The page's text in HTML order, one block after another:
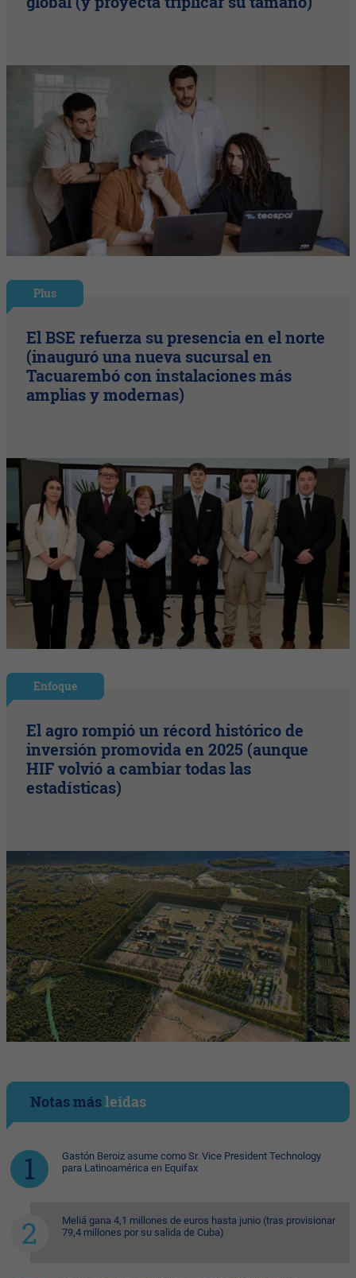
Plus
El BSE refuerza su presencia en el norte
(inauguró una nueva sucursal en
Tacuarembó con instalaciones más
amplias y modernas)
Enfoque
El agro rompió un récord histórico de
inversión promovida en 2025 (aunque
HIF volvió a cambiar todas las
estadísticas)
Notas másleídas
Gastón Beroiz asume como Sr. Vice President Technology
para Latinoamérica en Equifax
Meliá gana 4,1 millones de euros hasta junio (tras provisionar
79,4 millones por su salida de Cuba)